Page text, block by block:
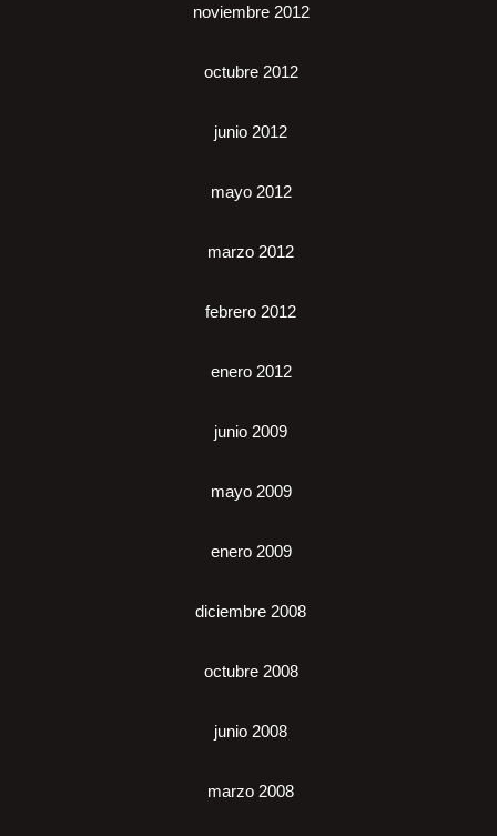
noviembre 2012
octubre 2012
junio 2012
mayo 2012
marzo 2012
febrero 2012
enero 2012
junio 2009
mayo 2009
enero 2009
diciembre 2008
octubre 2008
junio 2008
marzo 2008